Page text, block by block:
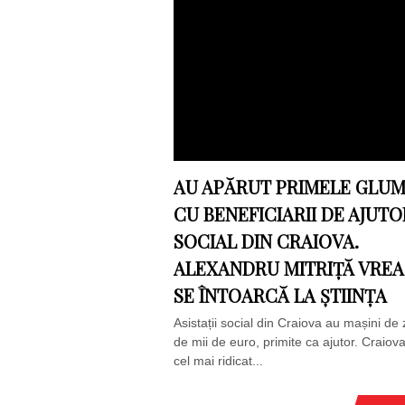
AU APĂRUT PRIMELE
CU BENEFICIARII DE
SOCIAL DIN CRAIOVA.
ALEXANDRU MITRIȚĂ
SE ÎNTOARCĂ LA ȘTIINȚA
Asistații social din Craiova au mașini de
de mii de euro, primite ca ajutor.
cel mai ridicat...